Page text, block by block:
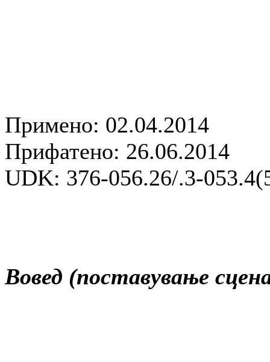
Примено: 02.04.2014
Прифатено: 26.06.2014
UDK: 376-056.26/.3-
Вовед (поставување